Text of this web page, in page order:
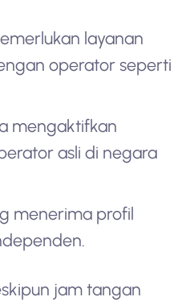
layanan
operator seperti
mengaktifkan
asli di negara
menerima profil
jam tangan